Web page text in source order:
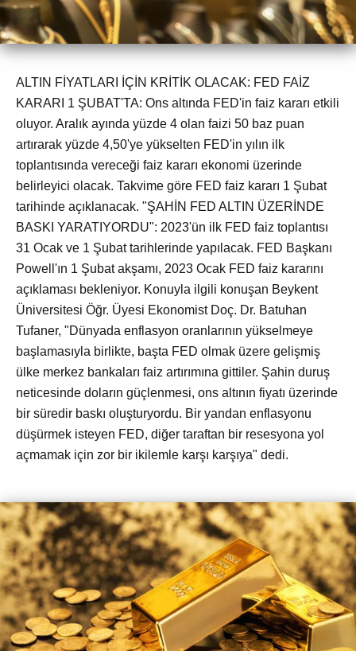
ALTIN FİYATLARI İÇİN KRİTİK OLACAK: FED FAİZ
KARARI 1 ŞUBAT'TA: Ons altında FED'in faiz kararı etkili
oluyor. Aralık ayında yüzde 4 olan faizi 50 baz puan
artırarak yüzde 4,50'ye yükselten FED'in yılın ilk
toplantısında vereceği faiz kararı ekonomi üzerinde
belirleyici olacak. Takvime göre FED faiz kararı 1 Şubat
tarihinde açıklanacak. "ŞAHİN FED ALTIN ÜZERİNDE
BASKI YARATIYORDU": 2023'ün ilk FED faiz toplantısı
31 Ocak ve 1 Şubat tarihlerinde yapılacak. FED Başkanı
Powell'ın 1 Şubat akşamı, 2023 Ocak FED faiz kararını
açıklaması bekleniyor. Konuyla ilgili konuşan Beykent
Üniversitesi Öğr. Üyesi Ekonomist Doç. Dr. Batuhan
Tufaner, "Dünyada enflasyon oranlarının yükselmeye
başlamasıyla birlikte, başta FED olmak üzere gelişmiş
ülke merkez bankaları faiz artırımına gittiler. Şahin duruş
neticesinde doların güçlenmesi, ons altının fiyatı üzerinde
bir süredir baskı oluşturyordu. Bir yandan enflasyonu
düşürmek isteyen FED, diğer taraftan bir resesyona yol
açmamak için zor bir ikilemle karşı karşıya" dedi.